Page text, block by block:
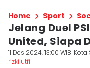
Home Sport
Jelang Duel
United, Siapa
11 Des 2024, 13:00 WIB Kota
rizkilutfi